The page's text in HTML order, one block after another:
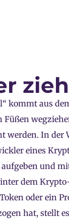
kommt aus
Füßen
werden. In der
eines
und
dem
oder ein
hat, stellt